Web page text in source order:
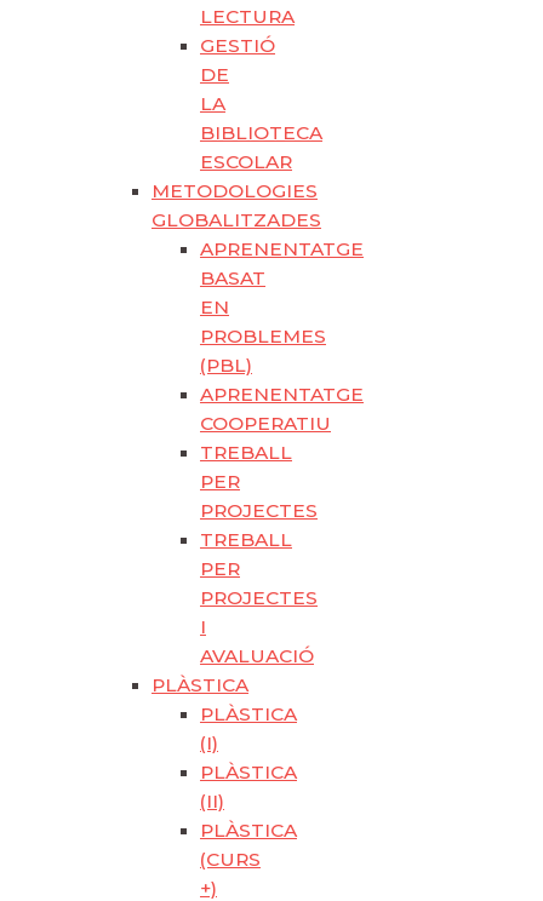
LECTURA
GESTIÓ
DE
LA
BIBLIOTECA
ESCOLAR
METODOLOGIES
GLOBALITZADES
APRENENTATGE
BASAT
EN
PROBLEMES
(PBL)
APRENENTATGE
COOPERATIU
TREBALL
PER
PROJECTES
TREBALL
PER
PROJECTES
I
AVALUACIÓ
PLÀSTICA
PLÀSTICA
(I)
PLÀSTICA
(II)
PLÀSTICA
(CURS
+)